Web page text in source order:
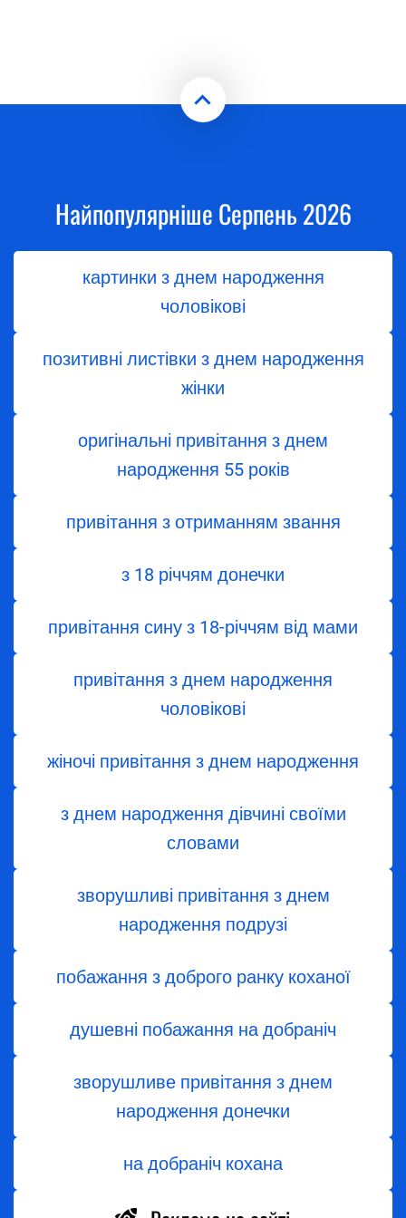
Найпопулярніше Серпень 2026
картинки з днем народження
чоловікові
позитивні листівки з днем народження
жінки
оригінальні привітання з днем
народження 55 років
привітання з отриманням звання
з 18 річчям донечки
привітання сину з 18-річчям від мами
привітання з днем народження
чоловікові
жіночі привітання з днем народження
з днем ​​народження дівчині своїми
словами
зворушливі привітання з днем
народження подрузі
побажання з доброго ранку коханої
душевні побажання на добраніч
зворушливе привітання з днем
народження донечки
на добраніч кохана